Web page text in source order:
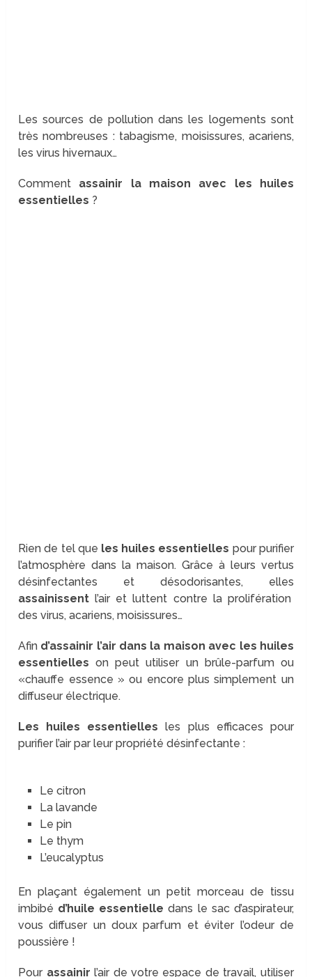
Les sources de pollution dans les logements sont
très nombreuses : tabagisme, moisissures, acariens,
les virus hivernaux…
Comment assainir la maison avec les huiles
essentielles ?
Rien de tel que les huiles essentielles pour purifier
l’atmosphère dans la maison. Grâce à leurs vertus
désinfectantes et désodorisantes, elles
assainissent l’air et luttent contre la prolifération
des virus, acariens, moisissures…
Afin d’assainir l’air dans la maison avec les huiles
essentielles on peut utiliser un brûle-parfum ou
«chauffe essence » ou encore plus simplement un
diffuseur électrique.
Les huiles essentielles les plus efficaces pour
purifier l’air par leur propriété désinfectante :
Le citron
La lavande
Le pin
Le thym
L’eucalyptus
En plaçant également un petit morceau de tissu
imbibé d’huile essentielle dans le sac d’aspirateur,
vous diffuser un doux parfum et éviter l’odeur de
poussière !
Pour assainir l’air de votre espace de travail, utiliser